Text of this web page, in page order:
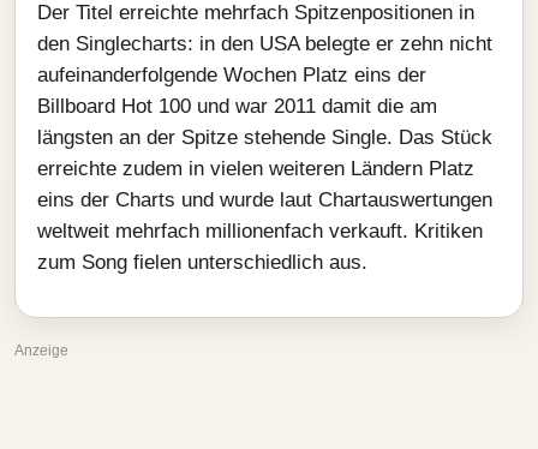
Der Titel erreichte mehrfach Spitzenpositionen in
den Singlecharts: in den USA belegte er zehn nicht
aufeinanderfolgende Wochen Platz eins der
Billboard Hot 100 und war 2011 damit die am
längsten an der Spitze stehende Single. Das Stück
erreichte zudem in vielen weiteren Ländern Platz
eins der Charts und wurde laut Chartauswertungen
weltweit mehrfach millionenfach verkauft. Kritiken
zum Song fielen unterschiedlich aus.
Anzeige